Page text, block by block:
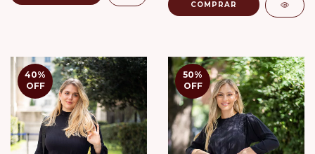
COMPRAR
40%
OFF
50%
OFF